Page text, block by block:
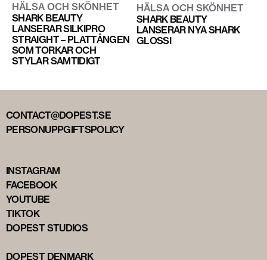
HÄLSA OCH SKÖNHET
SHARK BEAUTY
LANSERAR SILKIPRO
STRAIGHT – PLATTÅNGEN
SOM TORKAR OCH
STYLAR SAMTIDIGT
HÄLSA OCH SKÖNHET
SHARK BEAUTY
LANSERAR NYA SHARK
GLOSSI
CONTACT@DOPEST.SE
PERSONUPPGIFTSPOLICY
INSTAGRAM
FACEBOOK
YOUTUBE
TIKTOK
DOPEST STUDIOS
DOPEST DENMARK